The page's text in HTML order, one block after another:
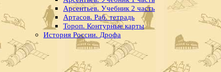
Арсентьев. Учебник 2 часть
Артасов. Раб. тетрадь
Тороп. Контурные карты
История России. Дрофа